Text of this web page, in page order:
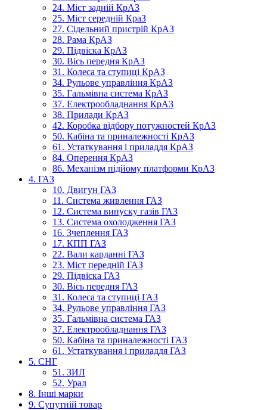
24. Міст задній КрАЗ
25. Міст середній КраЗ
27. Сідельний пристрій КрАЗ
28. Рама КрАЗ
29. Підвіска КрАЗ
30. Вісь передня КрАЗ
31. Колеса та ступиці КрАЗ
34. Рульове управління КрАЗ
35. Гальмівна система КрАЗ
37. Електрообладнання КрАЗ
38. Прилади КрАЗ
42. Коробка відбору потужностей КрАЗ
50. Кабіна та приналежності КрАЗ
61. Устаткування і приладдя КрАЗ
84. Оперення КрАЗ
86. Механізм підйому платформи КрАЗ
4. ГАЗ
10. Двигун ГАЗ
11. Система живлення ГАЗ
12. Система випуску газів ГАЗ
13. Система охолодження ГАЗ
16. Зчеплення ГАЗ
17. КПП ГАЗ
22. Вали карданні ГАЗ
23. Міст передній ГАЗ
29. Підвіска ГАЗ
30. Вісь передня ГАЗ
31. Колеса та ступиці ГАЗ
34. Рульове управління ГАЗ
35. Гальмівна система ГАЗ
37. Електрообладнання ГАЗ
50. Кабіна та приналежності ГАЗ
61. Устаткування і приладдя ГАЗ
5. СНГ
51. ЗИЛ
52. Урал
8. Інші марки
9. Супутній товар